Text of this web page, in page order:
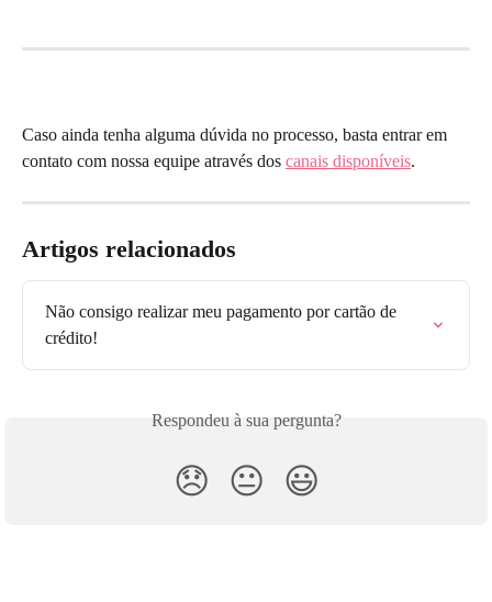
Caso ainda tenha alguma dúvida no processo, basta entrar em
contato com nossa equipe através dos canais disponíveis.
Artigos relacionados
Não consigo realizar meu pagamento por cartão de
crédito!
Respondeu à sua pergunta?
😞 😐 😃